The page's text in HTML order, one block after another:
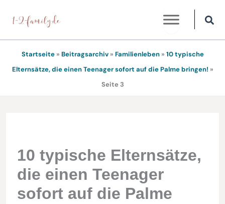
Inhalt
springen
Startseite» Beitragsarchiv» Familienleben» 10 typische
Elternsätze, die einen Teenager sofort auf die Palme bringen! »
Seite 3
10 typische Elternsätze,
die einen Teenager
sofort auf die Palme